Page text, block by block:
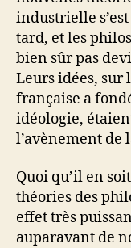
industrielle
tard, et les
bien sûr pas
Leurs idées, sur
française a
idéologie,
l’avènement de
Quoi qu’il en
théories des
effet très
auparavant de